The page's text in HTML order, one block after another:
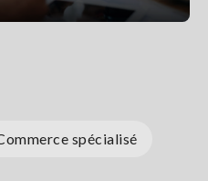
spécialisé